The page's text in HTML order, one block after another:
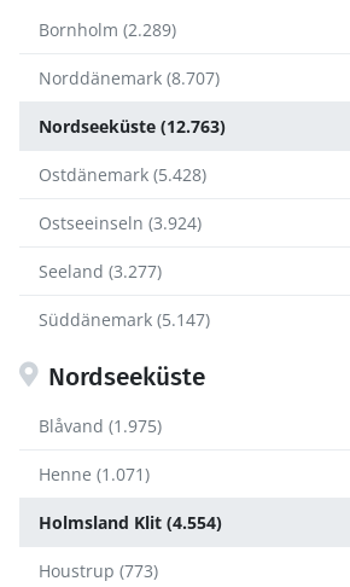
Bornholm (2.289)
Norddänemark (8.707)
Nordseeküste (12.763)
Ostdänemark (5.428)
Ostseeinseln (3.924)
Seeland (3.277)
Süddänemark (5.147)
Nordseeküste
Blåvand (1.975)
Henne (1.071)
Holmsland Klit (4.554)
Houstrup (773)